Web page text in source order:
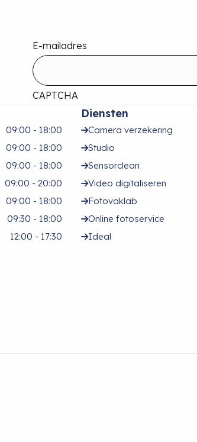
E-mailadres
CAPTCHA
09:00 - 18:00
09:00 - 18:00
09:00 - 18:00
09:00 - 20:00
09:00 - 18:00
09:30 - 18:00
12:00 - 17:30
Diensten
Camera verzekering
Studio
Sensorclean
Video digitaliseren
Fotovaklab
Online fotoservice
Ideal